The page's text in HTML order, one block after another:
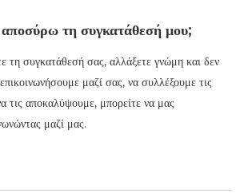
τη συγκατάθεσή μου;
τη συγκατάθεσή σας, αλλάξετε γνώμη και δεν
μαζί σας, να συλλέξουμε τις
τις αποκαλύψουμε, μπορείτε να μας
μαζί μας.